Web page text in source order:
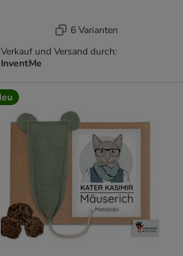
6 Varianten
Verkauf und Versand durch:
InventMe